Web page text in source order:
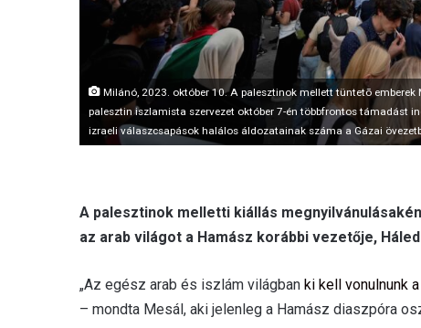
Milánó, 2023. október 10. A palesztinok mellett tüntetõ
palesztin iszlamista szervezet október 7-én többfrontos támadást
izraeli válaszcsapások halálos áldozatainak száma a Gázai
A palesztinok melletti kiállás
az arab világot a Hamász korábbi vezetője,
„Az egész arab és iszlám világban ki kell vonulnunk
– mondta Mesál, aki jelenleg a Hamász diaszpóra